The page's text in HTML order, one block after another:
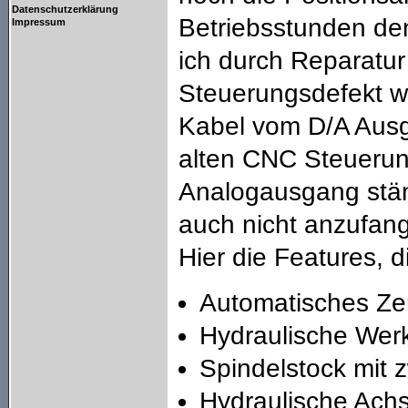
Datenschutzerklärung
Impressum
Betriebsstunden
ich durch
Steuerungsdefekt
Kabel vom D/A
alten CNC
Analogausgang
auch nicht
Hier die Features,
Automatisches
Hydraulische
Spindelstock mit
Hydraulische